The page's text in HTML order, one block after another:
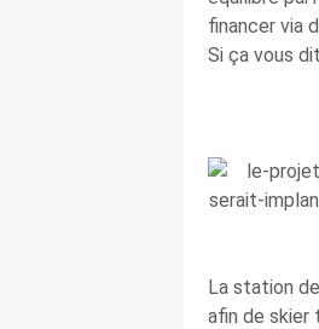
financer via
Si ça vous
La station
afin de skier